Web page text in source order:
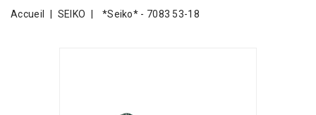
Accueil SEIKO *Seiko* - 7083 53-18